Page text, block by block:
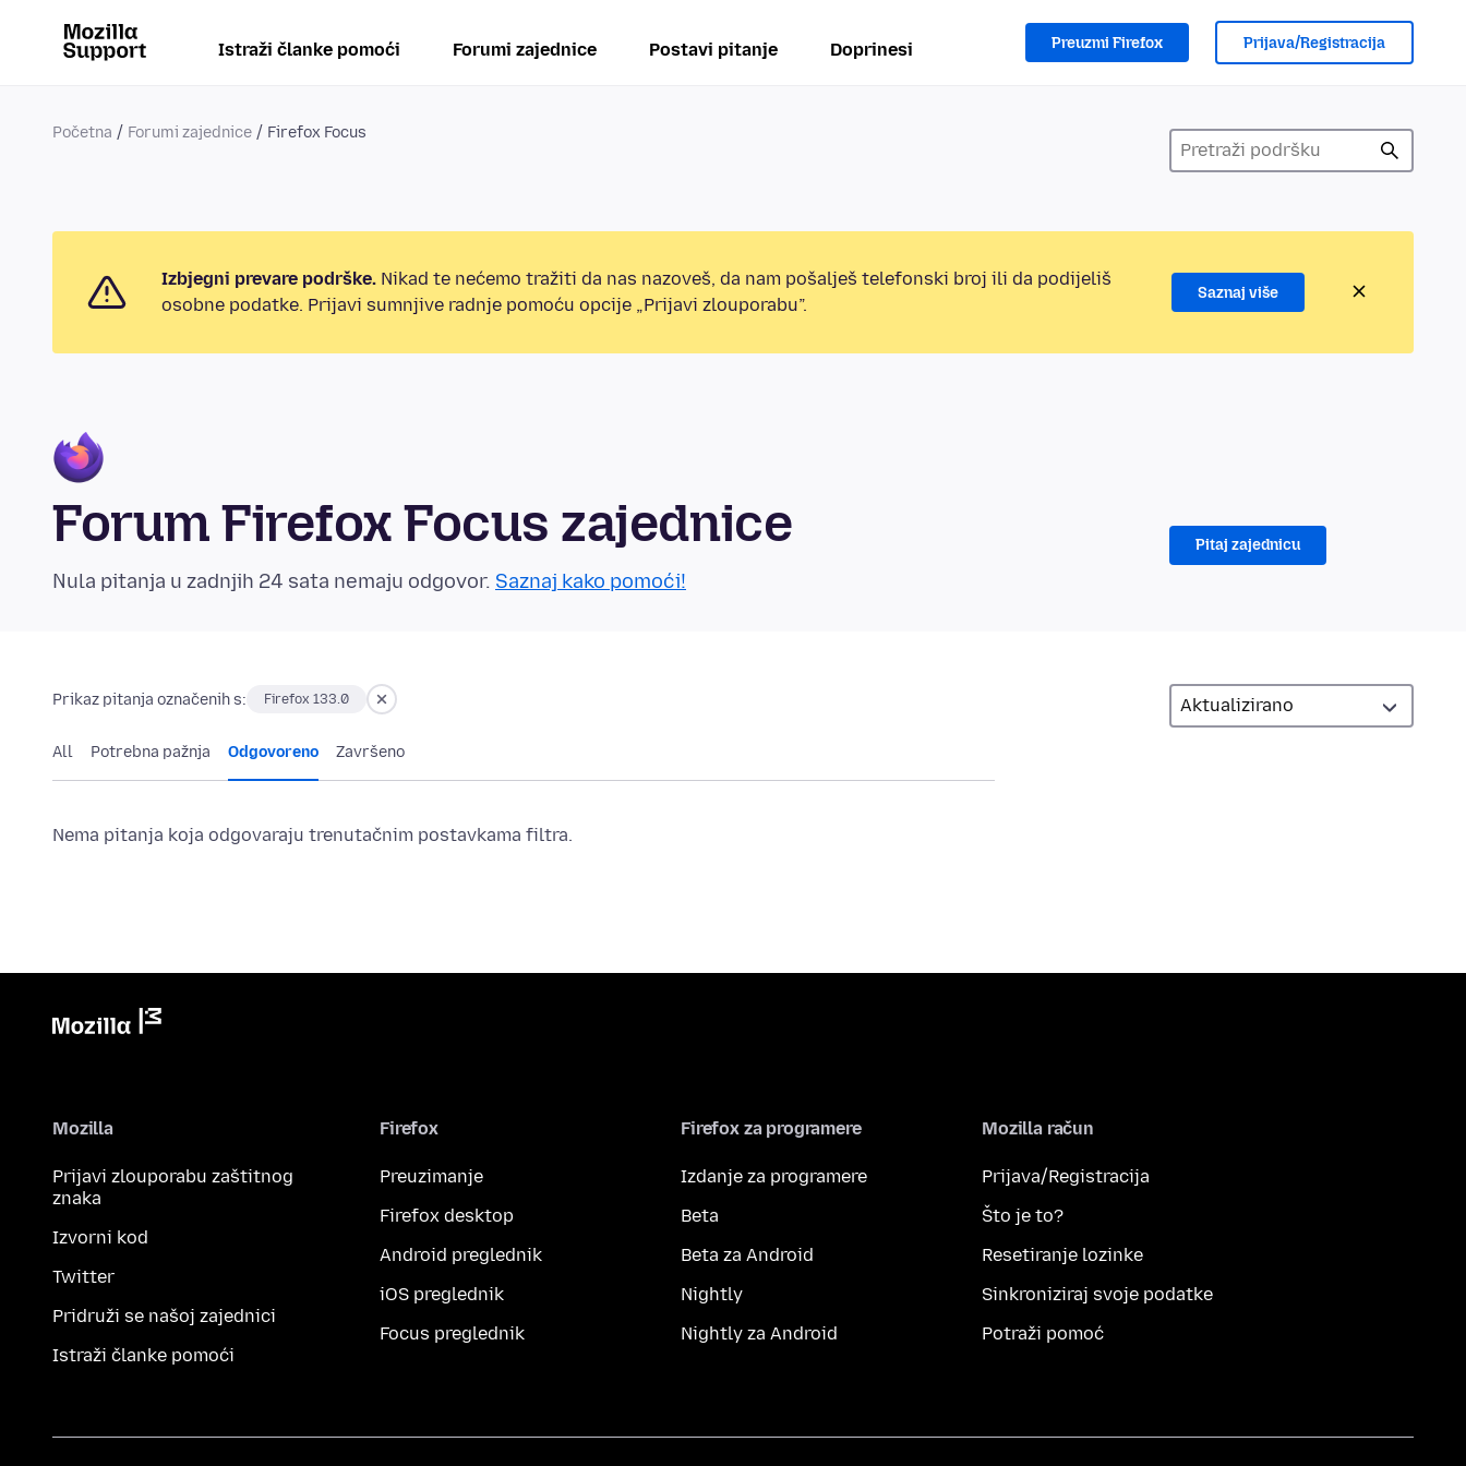
Istraži članke pomoći Forumi zajednice Postavi pitanje Doprinesi Preuzmi Firefox Prijava/Registracija
Početna Forumi zajednice Firefox Focus
Izbjegni prevare podrške. Nikad te nećemo tražiti da nas nazoveš, da nam pošalješ telefonski broj ili da podijeliš
osobne podatke. Prijavi sumnjive radnje pomoću opcije „Prijavi zlouporabu”.
Saznaj više
Forum Firefox Focus zajednice
Nula pitanja u zadnjih 24 sata nemaju odgovor. Saznaj kako pomoći!
Pitaj zajednicu
Prikaz pitanja označenih s: Firefox 133.0
All Potrebna pažnja Odgovoreno Završeno
Nema pitanja koja odgovaraju trenutačnim postavkama filtra.
Mozilla
Prijavi zlouporabu zaštitnog
znaka
Izvorni kod
Twitter
Pridruži se našoj zajednici
Istraži članke pomoći
Firefox
Preuzimanje
Firefox desktop
Android preglednik
iOS preglednik
Focus preglednik
Firefox za programere
Izdanje za programere
Beta
Beta za Android
Nightly
Nightly za Android
Mozilla račun
Prijava/Registracija
Što je to?
Resetiranje lozinke
Sinkroniziraj svoje podatke
Potraži pomoć